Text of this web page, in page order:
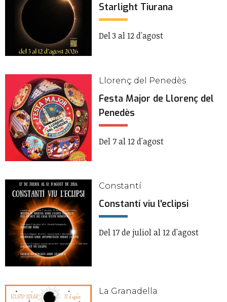
Starlight Tiurana
Del 3 al 12 d'agost
Llorenç del Penedès
Festa Major de Llorenç del
Penedès
Del 7 al 12 d'agost
Constantí
Constantí viu l'eclipsi
Del 17 de juliol al 12 d'agost
La Granadella